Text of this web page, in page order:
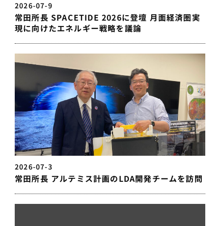
2026-07-9
常田所長 SPACETIDE 2026に登壇 月面経済圏実
現に向けたエネルギー戦略を議論
2026-07-3
常田所長 アルテミス計画のLDA開発チームを訪問